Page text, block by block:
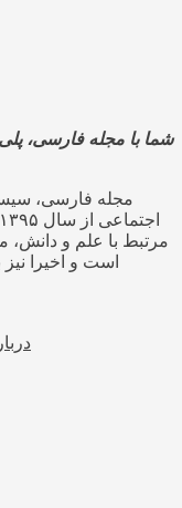
شما با مجله فارسی،
مجله فارسی،
مرتبط با علم و دانش،
است و اخیرا